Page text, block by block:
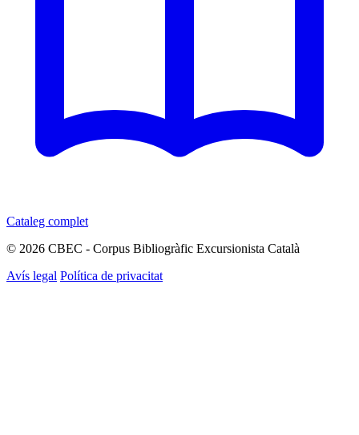
Cataleg complet
© 2026 CBEC - Corpus Bibliogràfic Excursionista Català
Avís legal Política de privacitat